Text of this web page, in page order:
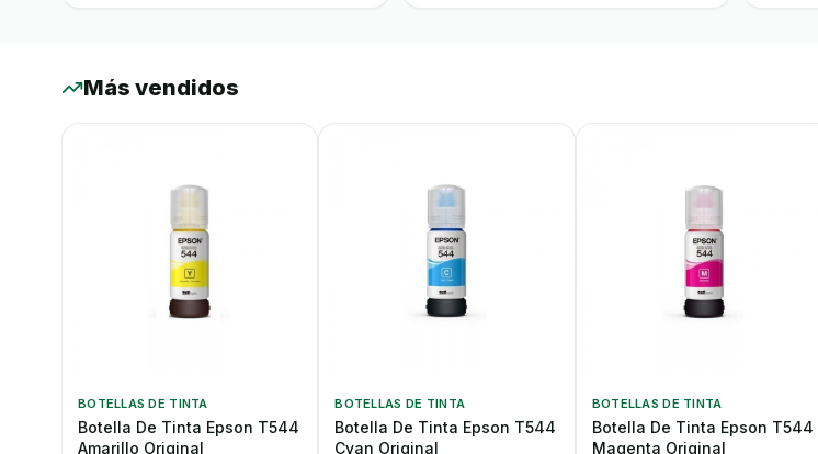
Más vendidos
BOTELLAS DE TINTA
Botella De Tinta Epson T544
Amarillo Original
BOTELLAS DE TINTA
Botella De Tinta Epson T544
Cyan Original
BOTELLAS DE TINTA
Botella De Tinta Epson T544
Magenta Original